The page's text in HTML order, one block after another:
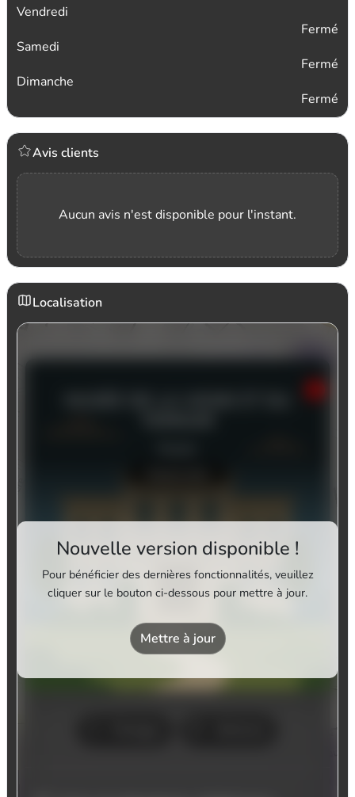
Vendredi
Fermé
Samedi
Fermé
Dimanche
Fermé
Avis clients
Aucun avis n'est disponible pour l'instant.
Localisation